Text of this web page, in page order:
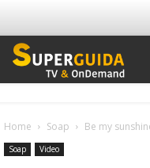
Home Soap Be my
Soap Video